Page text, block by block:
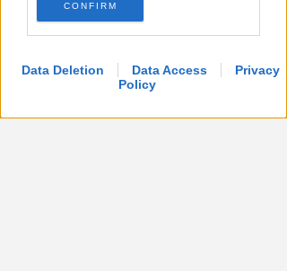
CONFIRM
Data Deletion Data Access
Privacy
Policy